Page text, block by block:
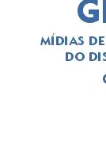
histórias
Mais do que
com a
tenham